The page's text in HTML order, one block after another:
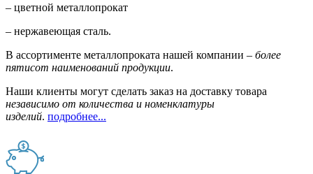
– цветной металлопрокат
– нержавеющая сталь.
В ассортименте металлопроката нашей компании – более
пятисот наименований продукции.
Наши клиенты могут сделать заказ на доставку товара
независимо от количества и номенклатуры
изделий. подробнее...